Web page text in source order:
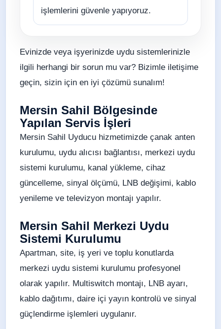
işlemlerini güvenle yapıyoruz.
Evinizde veya işyerinizde uydu sistemlerinizle
ilgili herhangi bir sorun mu var? Bizimle iletişime
geçin, sizin için en iyi çözümü sunalım!
Mersin Sahil Bölgesinde
Yapılan Servis İşleri
Mersin Sahil Uyducu hizmetimizde çanak anten
kurulumu, uydu alıcısı bağlantısı, merkezi uydu
sistemi kurulumu, kanal yükleme, cihaz
güncelleme, sinyal ölçümü, LNB değişimi, kablo
yenileme ve televizyon montajı yapılır.
Mersin Sahil Merkezi Uydu
Sistemi Kurulumu
Apartman, site, iş yeri ve toplu konutlarda
merkezi uydu sistemi kurulumu profesyonel
olarak yapılır. Multiswitch montajı, LNB ayarı,
kablo dağıtımı, daire içi yayın kontrolü ve sinyal
güçlendirme işlemleri uygulanır.